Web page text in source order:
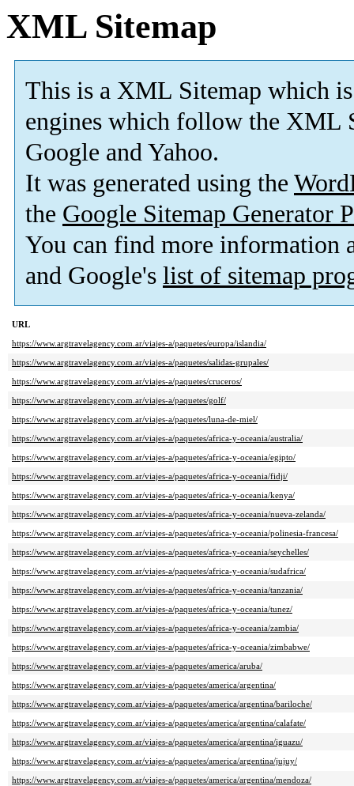
XML Sitemap
This is a XML Sitemap which is
engines which follow the XML
Google and Yahoo.
It was generated using the
the Google Sitemap Generator
You can find more information
and Google's list of sitemap
URL
https://www.argtravelagency.com.ar/viajes-a/paquetes/europa/islandia/
https://www.argtravelagency.com.ar/viajes-a/paquetes/salidas-grupales/
https://www.argtravelagency.com.ar/viajes-a/paquetes/cruceros/
https://www.argtravelagency.com.ar/viajes-a/paquetes/golf/
https://www.argtravelagency.com.ar/viajes-a/paquetes/luna-de-miel/
https://www.argtravelagency.com.ar/viajes-a/paquetes/africa-y-oceania/australia/
https://www.argtravelagency.com.ar/viajes-a/paquetes/africa-y-oceania/egipto/
https://www.argtravelagency.com.ar/viajes-a/paquetes/africa-y-oceania/fidji/
https://www.argtravelagency.com.ar/viajes-a/paquetes/africa-y-oceania/kenya/
https://www.argtravelagency.com.ar/viajes-a/paquetes/africa-y-oceania/nueva-zelanda/
https://www.argtravelagency.com.ar/viajes-a/paquetes/africa-y-oceania/polinesia-francesa/
https://www.argtravelagency.com.ar/viajes-a/paquetes/africa-y-oceania/seychelles/
https://www.argtravelagency.com.ar/viajes-a/paquetes/africa-y-oceania/sudafrica/
https://www.argtravelagency.com.ar/viajes-a/paquetes/africa-y-oceania/tanzania/
https://www.argtravelagency.com.ar/viajes-a/paquetes/africa-y-oceania/tunez/
https://www.argtravelagency.com.ar/viajes-a/paquetes/africa-y-oceania/zambia/
https://www.argtravelagency.com.ar/viajes-a/paquetes/africa-y-oceania/zimbabwe/
https://www.argtravelagency.com.ar/viajes-a/paquetes/america/aruba/
https://www.argtravelagency.com.ar/viajes-a/paquetes/america/argentina/
https://www.argtravelagency.com.ar/viajes-a/paquetes/america/argentina/bariloche/
https://www.argtravelagency.com.ar/viajes-a/paquetes/america/argentina/calafate/
https://www.argtravelagency.com.ar/viajes-a/paquetes/america/argentina/iguazu/
https://www.argtravelagency.com.ar/viajes-a/paquetes/america/argentina/jujuy/
https://www.argtravelagency.com.ar/viajes-a/paquetes/america/argentina/mendoza/